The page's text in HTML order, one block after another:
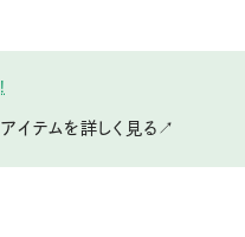
イテムを詳しく見る↗